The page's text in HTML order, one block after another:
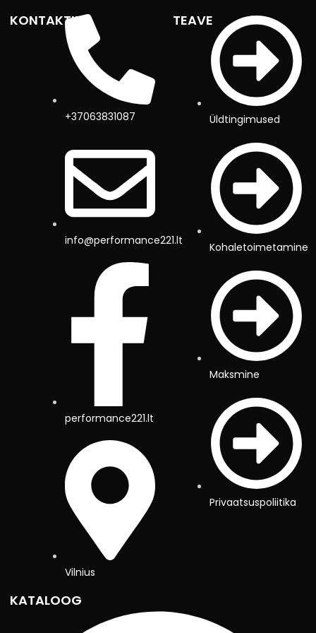
KONTAKTID
+37063831087
info@performance221.lt
performance221.lt
Vilnius
TEAVE
Üldtingimused
Kohaletoimetamine
Maksmine
Privaatsuspoliitika
KATALOOG